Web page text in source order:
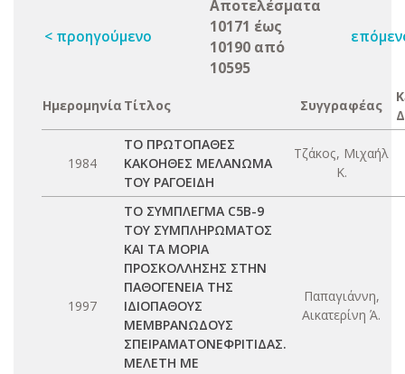
< προηγούμενο
Αποτελέσματα
10171 έως
10190 από
10595
Ημερομηνία Τίτλος Συγγραφέας
1984
ΤΟ ΠΡΩΤΟΠΑΘΕΣ
ΚΑΚΟΗΘΕΣ ΜΕΛΑΝΩΜΑ
ΤΟΥ ΡΑΓΟΕΙΔΗ
Τζάκος, Μιχαήλ
Κ.
1997
ΤΟ ΣΥΜΠΛΕΓΜΑ C5B-9
ΤΟΥ ΣΥΜΠΛΗΡΩΜΑΤΟΣ
ΚΑΙ ΤΑ ΜΟΡΙΑ
ΠΡΟΣΚΟΛΛΗΣΗΣ ΣΤΗΝ
ΠΑΘΟΓΕΝΕΙΑ ΤΗΣ
ΙΔΙΟΠΑΘΟΥΣ
ΜΕΜΒΡΑΝΩΔΟΥΣ
ΣΠΕΙΡΑΜΑΤΟΝΕΦΡΙΤΙΔΑΣ.
ΜΕΛΕΤΗ ΜΕ
Παπαγιάννη,
Αικατερίνη Ά.